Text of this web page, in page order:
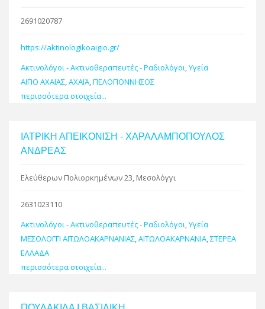
2691020787
https://aktinologikoaigio.gr/
Ακτινολόγοι - Ακτινοθεραπευτές - Ραδιολόγοι,Υγεία
ΑΙΓΙΟ ΑΧΑΪΑΣ,ΑΧΑΪΑ,ΠΕΛΟΠΟΝΝΗΣΟΣ
περισσότερα στοιχεία...
ΙΑΤΡΙΚΗ ΑΠΕΙΚΟΝΙΣΗ - ΧΑΡΑΛΑΜΠΟΠΟΥΛΟΣ
ΑΝΔΡΕΑΣ
Ελεύθερων Πολιορκημένων 23, Μεσολόγγι
2631023110
Ακτινολόγοι - Ακτινοθεραπευτές - Ραδιολόγοι,Υγεία
ΜΕΣΟΛΟΓΓΙ ΑΙΤΩΛΟΑΚΑΡΝΑΝΙΑΣ,ΑΙΤΩΛΟΑΚΑΡΝΑΝΙΑ,ΣΤΕΡΕΑ
ΕΛΛΑΔΑ
περισσότερα στοιχεία...